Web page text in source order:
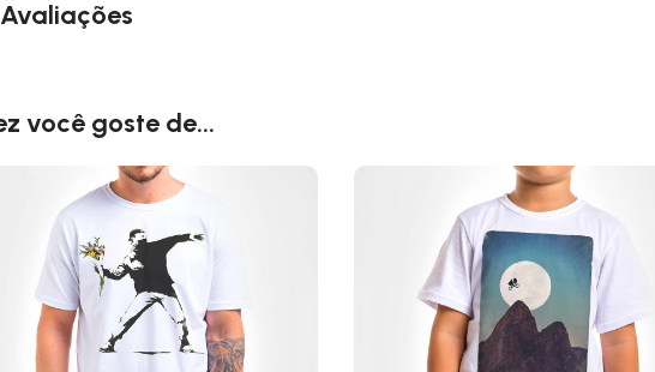
Avaliações
você goste de...